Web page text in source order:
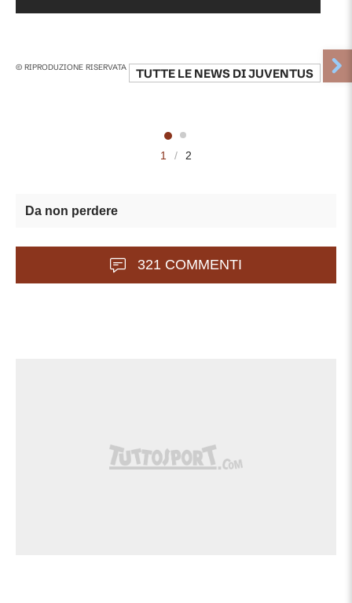
© RIPRODUZIONE RISERVATA TUTTE LE NEWS DIJUVENTUS
1 / 2
Da non perdere
321 COMMENTI